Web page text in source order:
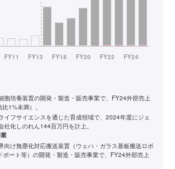
胞培養装置の開発・製造・販売事業で、FY24外部売上
1%未満）。
イフサイエンスを通じた育成領域で、2024年度にジェ
社化しのれん144百万円を計上。
向け無塵化対応搬送装置（ウェハ・ガラス基板搬送ロボ
ポート等）の開発・製造・販売事業で、FY24外部売上